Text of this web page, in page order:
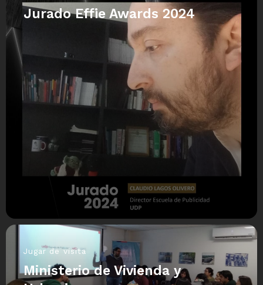
Jurado Effie Awards 2024
Jugar de visita
Ministerio de Vivienda y